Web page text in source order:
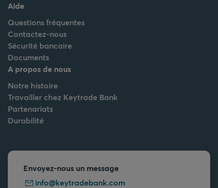
Aide
Questions fréquentes
Contactez-nous
Sécurité bancaire
Documents
A propos de nous
Notre histoire
Travailler chez Keytrade Bank
Partenariats
Durabilité
Envoyez-nous un message
info@keytradebank.com